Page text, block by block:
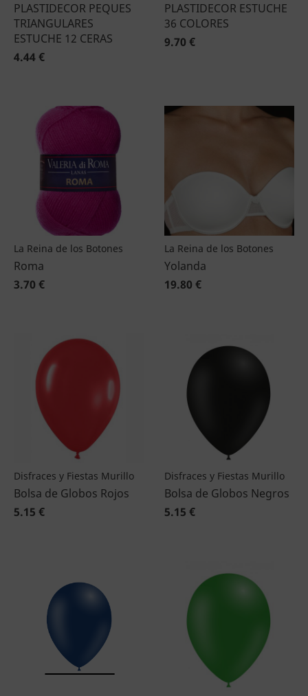
PLASTIDECOR PEQUES
TRIANGULARES
ESTUCHE 12 CERAS
4.44 €
PLASTIDECOR ESTUCHE
36 COLORES
9.70 €
La Reina de los Botones
Roma
3.70 €
La Reina de los Botones
Yolanda
19.80 €
Disfraces y Fiestas Murillo
Bolsa de Globos Rojos
5.15 €
Disfraces y Fiestas Murillo
Bolsa de Globos Negros
5.15 €